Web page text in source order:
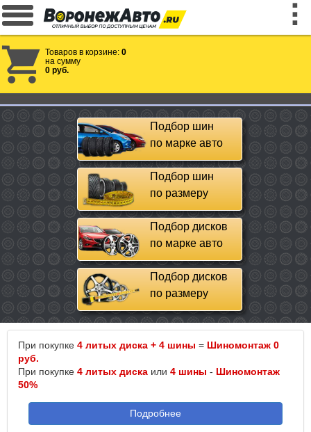
Товаров в корзине: 0
на сумму
0 руб.
Подбор шин
по марке авто
Подбор шин
по размеру
Подбор дисков
по марке авто
Подбор дисков
по размеру
При покупке 4 литых диска + 4 шины = Шиномонтаж 0
руб.
При покупке 4 литых диска или 4 шины - Шиномонтаж
50%
Подробнее